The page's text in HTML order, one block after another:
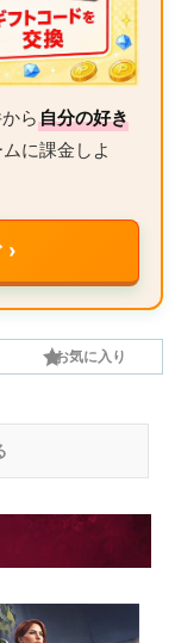
ら自分の好き
に課金しよ
›
お気に入り